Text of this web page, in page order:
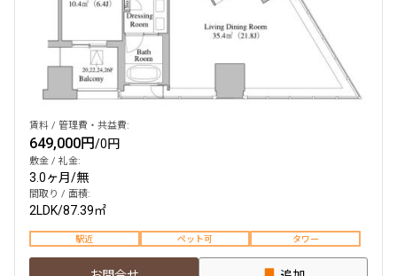
賃料 / 管理費・共益費:
649,000円/0円
敷金 / 礼金:
3.0ヶ月/無
間取り / 面積:
2LDK/87.39㎡
駅近 ペット可 タワー